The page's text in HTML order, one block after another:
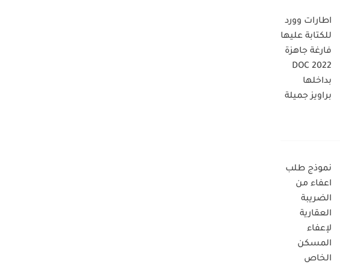
اطارات وورد
للكتابة عليها
فارغة جاهزة
DOC 2022
بداخلها
براويز جميلة
نموذج طلب
اعفاء من
الضريبة
العقارية
لإعفاء
المسكن
الخاص